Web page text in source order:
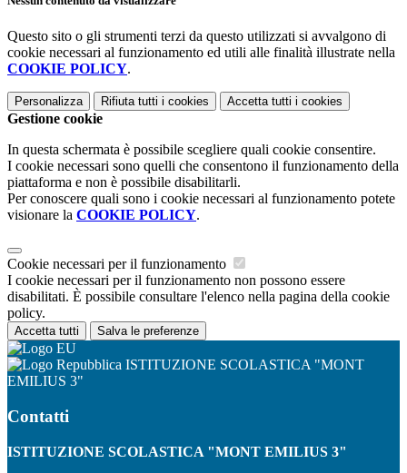
Questo sito o gli strumenti terzi da questo utilizzati si avvalgono di
cookie necessari al funzionamento ed utili alle finalità illustrate nella
COOKIE POLICY.
Personalizza Rifiuta tutti i cookies Accetta tutti i cookies
Gestione cookie
In questa schermata è possibile scegliere quali cookie consentire.
I cookie necessari sono quelli che consentono il funzionamento della
piattaforma e non è possibile disabilitarli.
Per conoscere quali sono i cookie necessari al funzionamento potete
visionare la COOKIE POLICY.
Cookie necessari per il funzionamento
I cookie necessari per il funzionamento non possono essere
disabilitati. È possibile consultare l'elenco nella pagina della cookie
policy.
Accetta tutti Salva le preferenze
ISTITUZIONE SCOLASTICA "MONT
EMILIUS 3"
Contatti
ISTITUZIONE SCOLASTICA "MONT EMILIUS 3"